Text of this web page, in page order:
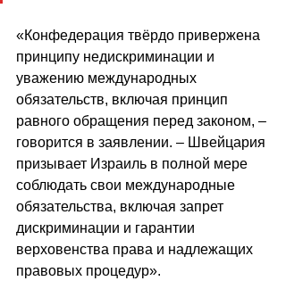
«Конфедерация твёрдо привержена
принципу недискриминации и
уважению международных
обязательств, включая принцип
равного обращения перед законом, –
говорится в заявлении. – Швейцария
призывает Израиль в полной мере
соблюдать свои международные
обязательства, включая запрет
дискриминации и гарантии
верховенства права и надлежащих
правовых процедур».